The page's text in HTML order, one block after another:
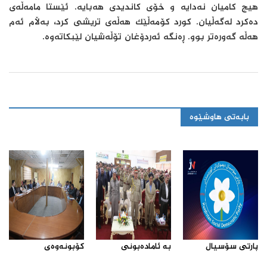
هیچ کامیان نەدایە و خۆی کاندیدی هەبایە. ئێستا مامەڵەی
دەکرد لەگەڵیان. کورد کۆمەڵێک هەڵەی تریشی کرد، بەڵام ئەم
هەڵە گەورەتر بوو. ڕەنگە ئەردۆغان تۆڵەشیان لێبکاتەوە.
بابەتی هاوشێوە
پارتی سۆسیال
بە ئامادەبونی
كۆبونه‌وه‌ی